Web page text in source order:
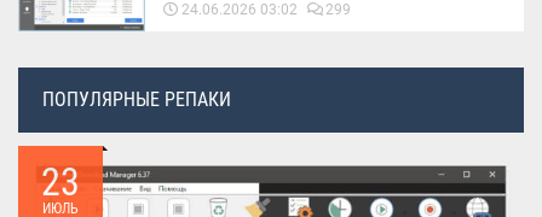
24.06.2026 03:02 299
ПОПУЛЯРНЫЕ РЕПАКИ
23
ИЮЛЬ